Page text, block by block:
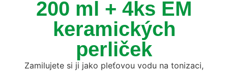
200 ml + 4ks EM
keramických
perliček
Zamilujete si ji jako pleťovou vodu na tonizaci,